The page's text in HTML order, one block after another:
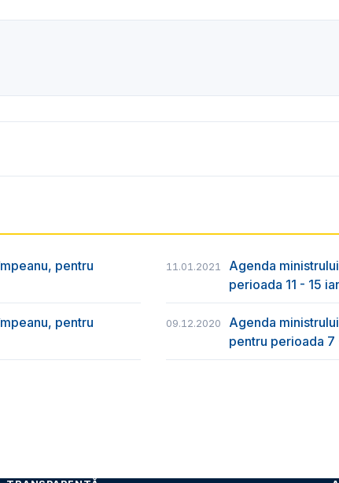
pentru
11.01.2021
Agenda
perioada 11 - 15
pentru
09.12.2020
Agenda
pentru perioada